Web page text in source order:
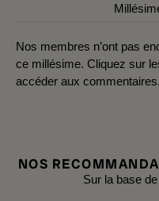
Nos membres n’ont pas
ce millésime. Cliquez sur
accéder aux commentaires.
NOS
Sur la base